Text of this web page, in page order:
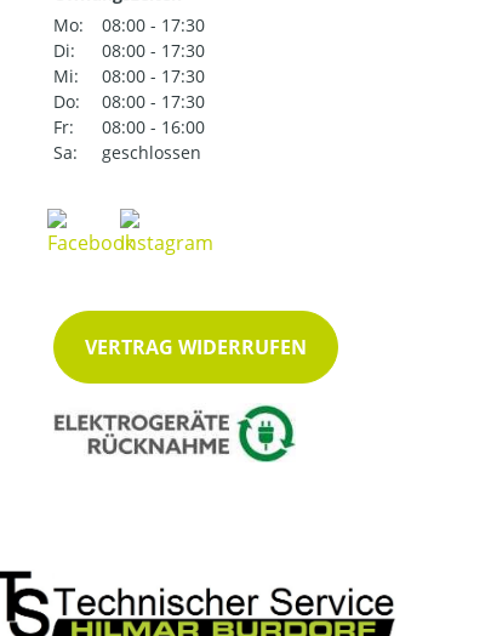
Mo:
08:00 - 17:30
Di:
08:00 - 17:30
Mi:
08:00 - 17:30
Do:
08:00 - 17:30
Fr:
08:00 - 16:00
Sa:
geschlossen
VERTRAG WIDERRUFEN